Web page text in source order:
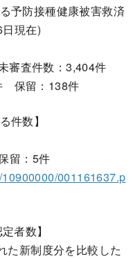
予防接種健康被害救済
現在)
審査件数：3,404件
保留：138件
件数】
留：5件
001161637.p
者数】
た新制度分を比較した